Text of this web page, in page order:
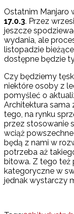
Ostatnim Manjaro
17.0.3. Przez
jeszcze
wydania, ale
listopadzie
dostępne będzie
Czy będziemy
niektóre osoby z
pomyśleć o
Architektura sama
tego, na rynku
przez stosowanie
wciąż
będą z nami w
potrzeba aż
bitowa. Z tego też
kategoryczne w
jednak wystarczy